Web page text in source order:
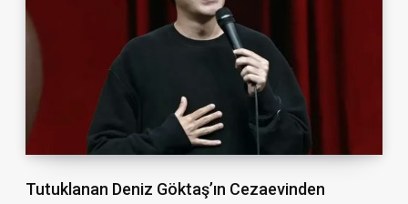
Tutuklanan Deniz Göktaş’ın Cezaevinden